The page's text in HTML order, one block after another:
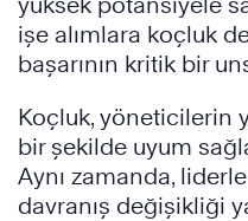
işe alımlara koçluk
başarının kritik bir
Koçluk, yöneticilerin
bir şekilde uyum
Aynı zamanda,
davranış değişikliği